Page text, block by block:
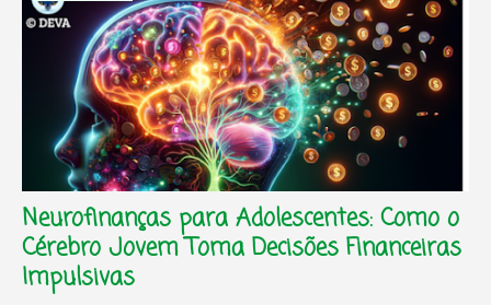
Neurofinanças para Adolescentes: Como o
Cérebro Jovem Toma Decisões Financeiras
Impulsivas